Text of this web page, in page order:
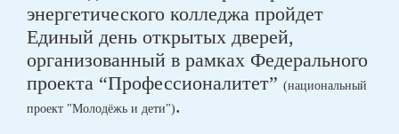
энергетического колледжа пройдет
Единый день открытых дверей,
организованный в рамках Федерального
проекта “Профессионалитет” (национальный
проект "Молодёжь и дети").